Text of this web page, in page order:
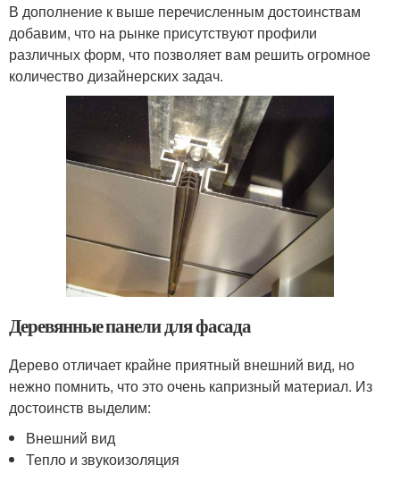
В дополнение к выше перечисленным достоинствам
добавим, что на рынке присутствуют профили
различных форм, что позволяет вам решить огромное
количество дизайнерских задач.
Деревянные панели для фасада
Дерево отличает крайне приятный внешний вид, но
нежно помнить, что это очень капризный материал. Из
достоинств выделим:
Внешний вид
Тепло и звукоизоляция